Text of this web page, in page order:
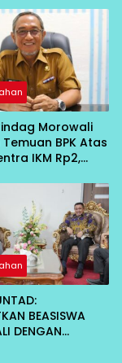
Morowali
BPK Atas
IKM Rp2,
BEASISWA
DENGAN